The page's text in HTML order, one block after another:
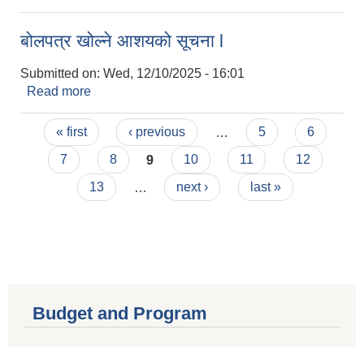
बोलपत्र खोल्ने आशयको सूचना l
Submitted on: Wed, 12/10/2025 - 16:01
Read more
Pages
« first ‹ previous 5
6
7
8 9 10 11
12
13
next › last »
Budget and Program